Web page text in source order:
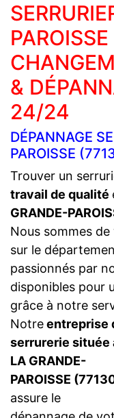
&
24/24
DÉPANNAGE
PAROISSE
Trouver un
travail de qualité
GRANDE-
Nous sommes
sur le
passionnés par
disponibles pour
grâce à notre
Notreentreprise
serrurerie située
LA GRANDE-
PAROISSE
assure le